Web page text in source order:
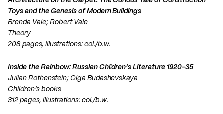
Toys and the Genesis of Modern Buildings
Brenda Vale; Robert Vale
Theory
208 pages, illustrations: col./b.w.
Inside the Rainbow: Russian Children’s Literature 1920-35
Julian Rothenstein; Olga Budashevskaya
Children’s books
312 pages, illustrations: col./b.w.